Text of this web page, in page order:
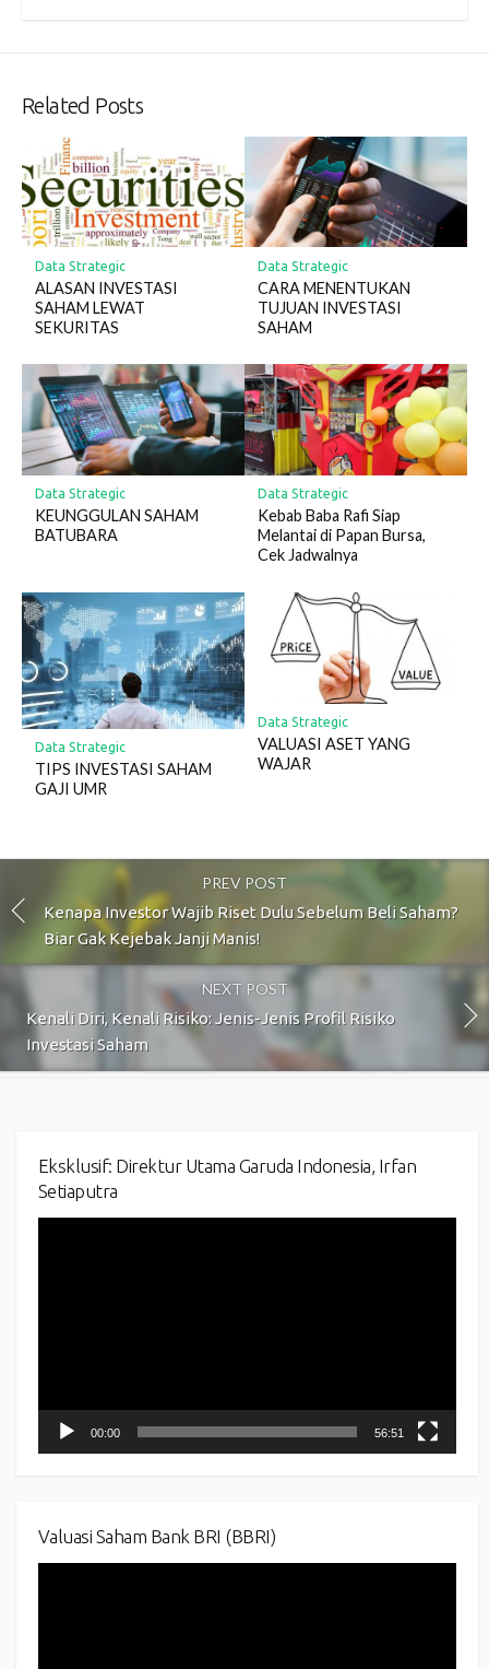
Related Posts
Data Strategic
ALASAN INVESTASI
SAHAM LEWAT
SEKURITAS
Data Strategic
CARA MENENTUKAN
TUJUAN INVESTASI
SAHAM
Data Strategic
KEUNGGULAN SAHAM
BATUBARA
Data Strategic
Kebab Baba Rafi Siap
Melantai di Papan Bursa,
Cek Jadwalnya
Data Strategic
TIPS INVESTASI SAHAM
GAJI UMR
Data Strategic
VALUASI ASET YANG
WAJAR
PREV POST
Kenapa Investor Wajib Riset Dulu Sebelum Beli Saham?
Biar Gak Kejebak Janji Manis!
NEXT POST
Kenali Diri, Kenali Risiko: Jenis-Jenis Profil Risiko
Investasi Saham
Eksklusif: Direktur Utama Garuda Indonesia, Irfan
Setiaputra
00:00 56:51
Valuasi Saham Bank BRI (BBRI)